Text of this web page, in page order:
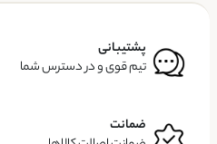
پشتیبانی
تیم قوی و در دسترس شما
ضمانت